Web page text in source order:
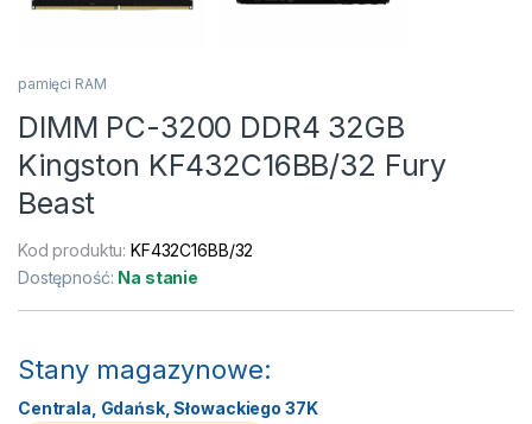
pamięci RAM
DIMM PC-3200 DDR4 32GB
Kingston KF432C16BB/32 Fury
Beast
Kod produktu:KF432C16BB/32
Dostępność: Na stanie
Stany magazynowe:
Centrala, Gdańsk, Słowackiego 37K